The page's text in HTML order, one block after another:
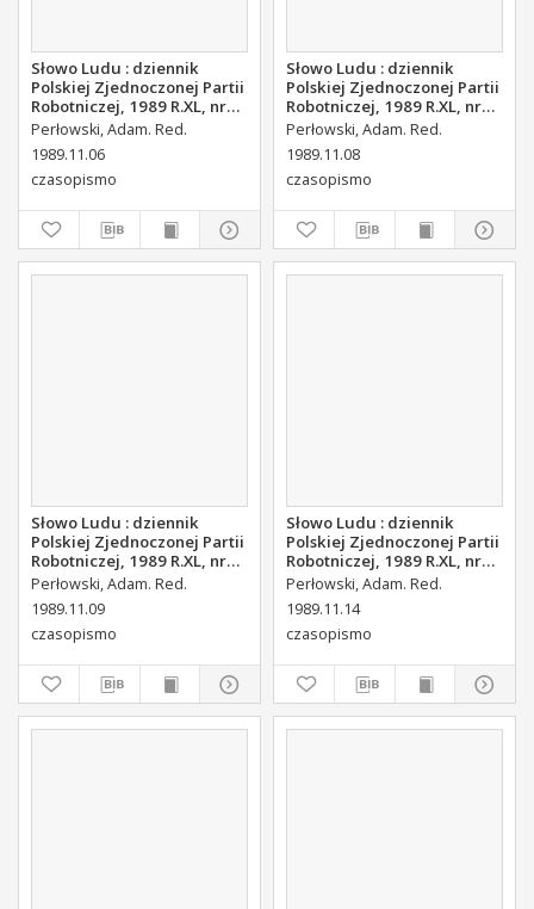
Słowo Ludu : dziennik
Polskiej Zjednoczonej Partii
Robotniczej, 1989 R.XL, nr
257
Perłowski, Adam. Red.
1989.11.06
czasopismo
Słowo Ludu : dziennik
Polskiej Zjednoczonej Partii
Robotniczej, 1989 R.XL, nr
259 (magazyn środowy)
Perłowski, Adam. Red.
1989.11.08
czasopismo
Słowo Ludu : dziennik
Polskiej Zjednoczonej Partii
Robotniczej, 1989 R.XL, nr
260
Perłowski, Adam. Red.
1989.11.09
czasopismo
Słowo Ludu : dziennik
Polskiej Zjednoczonej Partii
Robotniczej, 1989 R.XL, nr
263
Perłowski, Adam. Red.
1989.11.14
czasopismo